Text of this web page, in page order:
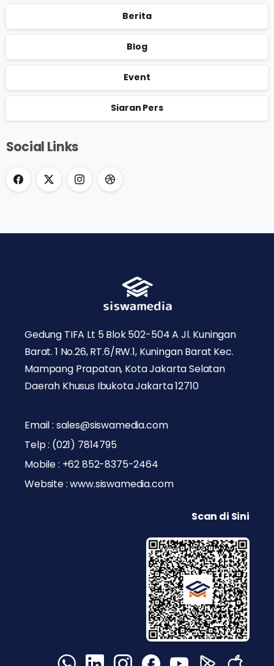
Berita
Blog
Event
Siaran Pers
Social Links
Gedung TIFA Lt 5 Blok 502-504 A Jl. Kuningan
Barat. 1 No.26, RT.6/RW.1, Kuningan Barat Kec.
Mampang Prapatan, Kota Jakarta Selatan
Daerah Khusus Ibukota Jakarta 12710
Email : sales@siswamedia.com
Telp : (021) 7814795
Mobile : +62 852-8375-2464
Website : www.siswamedia.com
Scan di Sini